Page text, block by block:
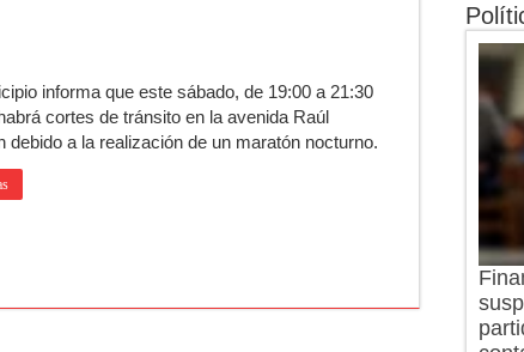
informa que este sábado, de 19:00 a 21:30
cortes de tránsito en la avenida Raúl
debido a la realización de un maratón nocturno.